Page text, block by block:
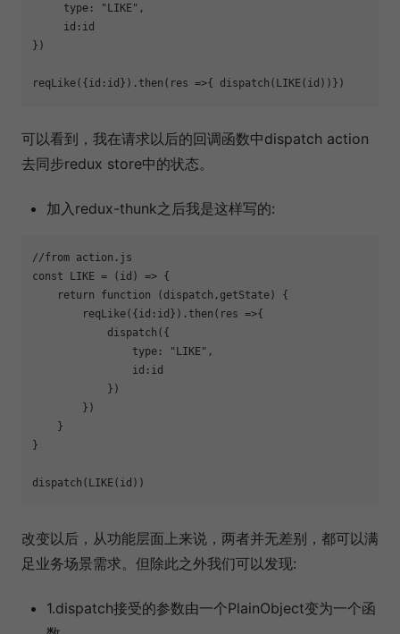
type : "LIKE" ,
id :id
})
reqLike({id :id}).then( res =>
可以看到，我在请求以后的回调函数中dispatch action
去同步redux store中的状态。
加入redux-thunk之后我是这样写的:
//from action.js
const LIKE = ( id ) => {
return
function ( dispatch,getState) {
        reqLike({
id :id}).then( res =>{
            dispatch({
type : "LIKE" ,
id :id
            })
        })
    }
}
改变以后，从功能层面上来说，两者并无差别，都可以满
足业务场景需求。但除此之外我们可以发现:
1.dispatch接受的参数由一个PlainObject变为一个函